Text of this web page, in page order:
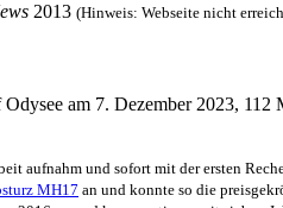
2013 (Hinweis: Webseite nicht
Odysee am 7. Dezember 2023, 112
aufnahm und sofort mit der ersten
MH17 an und konnte so die